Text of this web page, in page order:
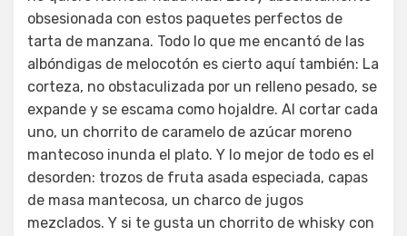
obsesionada con estos paquetes perfectos de
tarta de manzana. Todo lo que me encantó de las
albóndigas de melocotón es cierto aquí también: La
corteza, no obstaculizada por un relleno pesado, se
expande y se escama como hojaldre. Al cortar cada
uno, un chorrito de caramelo de azúcar moreno
mantecoso inunda el plato. Y lo mejor de todo es el
desorden: trozos de fruta asada especiada, capas
de masa mantecosa, un charco de jugos
mezclados. Y si te gusta un chorrito de whisky con